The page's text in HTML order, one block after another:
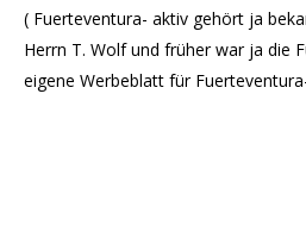
( Fuerteventura- aktiv gehört ja
Herrn T. Wolf und früher war ja die
eigene Werbeblatt für